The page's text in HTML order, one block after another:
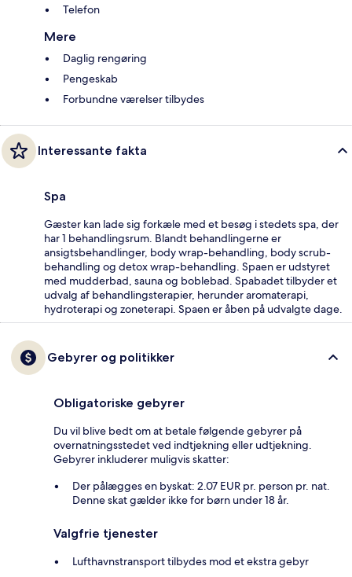
Telefon
Mere
Daglig rengøring
Pengeskab
Forbundne værelser tilbydes
Interessante fakta
Spa
Gæster kan lade sig forkæle med et besøg i stedets spa, der
har 1 behandlingsrum. Blandt behandlingerne er
ansigtsbehandlinger, body wrap-behandling, body scrub-
behandling og detox wrap-behandling. Spaen er udstyret
med mudderbad, sauna og boblebad. Spabadet tilbyder et
udvalg af behandlingsterapier, herunder aromaterapi,
hydroterapi og zoneterapi. Spaen er åben på udvalgte dage.
Gebyrer og politikker
Obligatoriske gebyrer
Du vil blive bedt om at betale følgende gebyrer på
overnatningsstedet ved indtjekning eller udtjekning.
Gebyrer inkluderer muligvis skatter:
Der pålægges en byskat: 2.07 EUR pr. person pr. nat.
Denne skat gælder ikke for børn under 18 år.
Valgfrie tjenester
Lufthavnstransport tilbydes mod et ekstra gebyr